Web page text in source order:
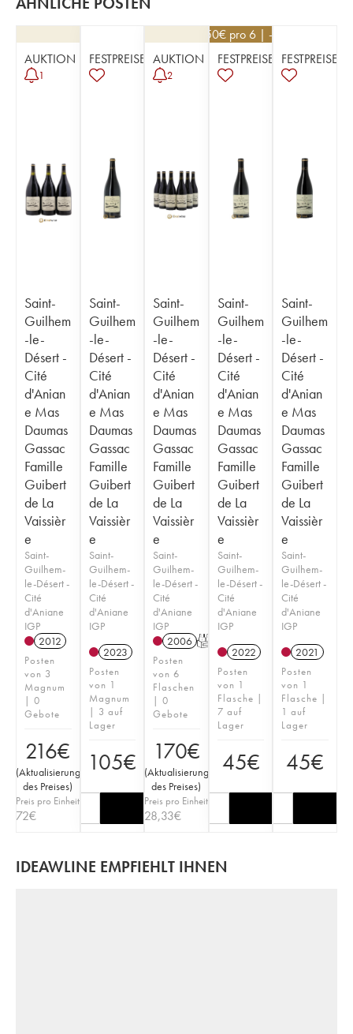
AUKTION
1
Saint-
Guilhem
-le-
Désert -
Cité
d'Anian
e Mas
Daumas
Gassac
Famille
Guibert
de La
Vaissièr
e
Saint-
Guilhem-
le-Désert -
Cité
d'Aniane
IGP
2012
Posten
von 3
Magnum
| 0
Gebote
216€
(Aktualisierung
des Preises)
Preis pro Einheit
72€
FESTPREISE
Saint-
Guilhem
-le-
Désert -
Cité
d'Anian
e Mas
Daumas
Gassac
Famille
Guibert
de La
Vaissièr
e
Saint-
Guilhem-
le-Désert -
Cité
d'Aniane
IGP
2023
Posten
von 1
Magnum
| 3 auf
Lager
105€
AUKTION
2
Saint-
Guilhem
-le-
Désert -
Cité
d'Anian
e Mas
Daumas
Gassac
Famille
Guibert
de La
Vaissièr
e
Saint-
Guilhem-
le-Désert -
Cité
d'Aniane
IGP
2006 T
Posten
von 6
Flaschen
| 0
Gebote
170€
(Aktualisierung
des Preises)
Preis pro Einheit
28,33€
40,50€ pro 6 | -10%
FESTPREISE
Saint-
Guilhem
-le-
Désert -
Cité
d'Anian
e Mas
Daumas
Gassac
Famille
Guibert
de La
Vaissièr
e
Saint-
Guilhem-
le-Désert -
Cité
d'Aniane
IGP
2022
Posten
von 1
Flasche |
7 auf
Lager
45€
FESTPREISE
Saint-
Guilhem
-le-
Désert -
Cité
d'Anian
e Mas
Daumas
Gassac
Famille
Guibert
de La
Vaissièr
e
Saint-
Guilhem-
le-Désert -
Cité
d'Aniane
IGP
2021
Posten
von 1
Flasche |
1 auf
Lager
45€
IDEAWLINE EMPFIEHLT IHNEN